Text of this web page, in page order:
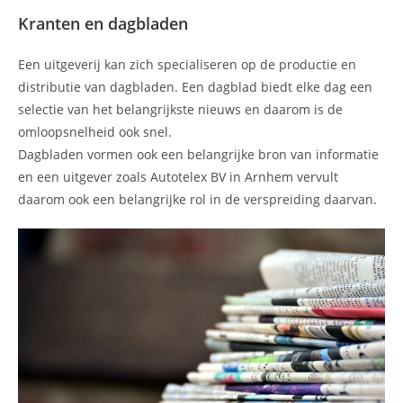
Kranten en dagbladen
Een uitgeverij kan zich specialiseren op de productie en
distributie van dagbladen. Een dagblad biedt elke dag een
selectie van het belangrijkste nieuws en daarom is de
omloopsnelheid ook snel.
Dagbladen vormen ook een belangrijke bron van informatie
en een uitgever zoals Autotelex BV in Arnhem vervult
daarom ook een belangrijke rol in de verspreiding daarvan.